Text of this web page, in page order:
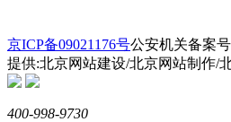
京ICP备09021176号公安机关备案号
提供:北京网站建设/北京网站制作/
400-998-9730